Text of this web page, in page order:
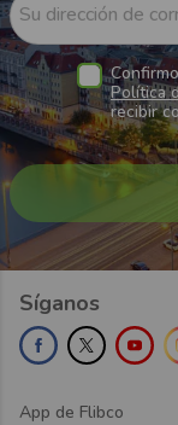
Su dirección de
Política
recibir
Síganos
App de Flibco